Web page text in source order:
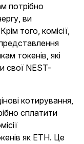
потрібно
ви
того, комісії,
токенів, які
свої NEST-
котирування,
сплатити
як ETH. Це